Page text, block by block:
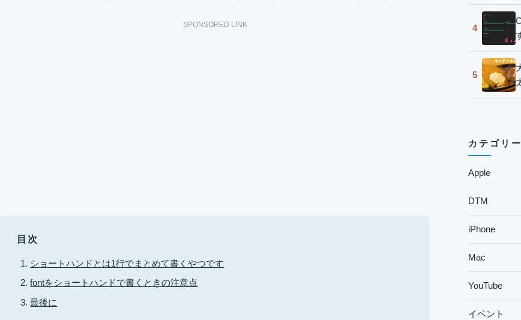
SPONSORED LINK
目次
ショートハンドとは1行でまとめて書くやつです
fontをショートハンドで書くときの注意点
最後に
4
5
カテゴリー
Apple
DTM
iPhone
Mac
YouTube
イベント